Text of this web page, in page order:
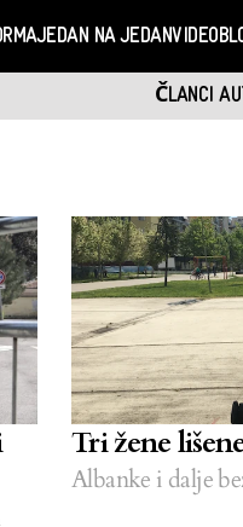
JEDAN NA JEDANVIDEO
ČLANCI
Tri žene
Albanke i dalje